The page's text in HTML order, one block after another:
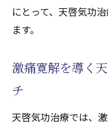
ニー覚醒
従来法とは
心の変化と身体
にとって、天啓気功
ます。
激痛寛解を導く
チ
天啓気功治療では、